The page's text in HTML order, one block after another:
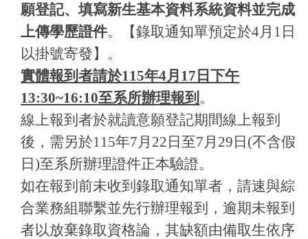
願登記、填寫新生基本資料系統資料並完成
上傳學歷證件。【錄取通知單預定於4月1日
以掛號寄發】。
實體報到者請於115年4月17日下午
13:30~16:10至系所辦理報到 。
線上報到者於就讀意願登記期間線上報到
後，需另於115年7月22日至7月29日(不含假
日)至系所辦理證件正本驗證。
如在報到前未收到錄取通知單者，請速與綜
合業務組聯繫並先行辦理報到，逾期未報到
者以放棄錄取資格論，其缺額由備取生依序